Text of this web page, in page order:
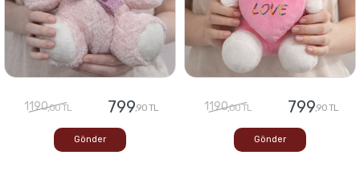
1190,00 TL 799,90 TL
Gönder
1190,00 TL 799,90 TL
Gönder